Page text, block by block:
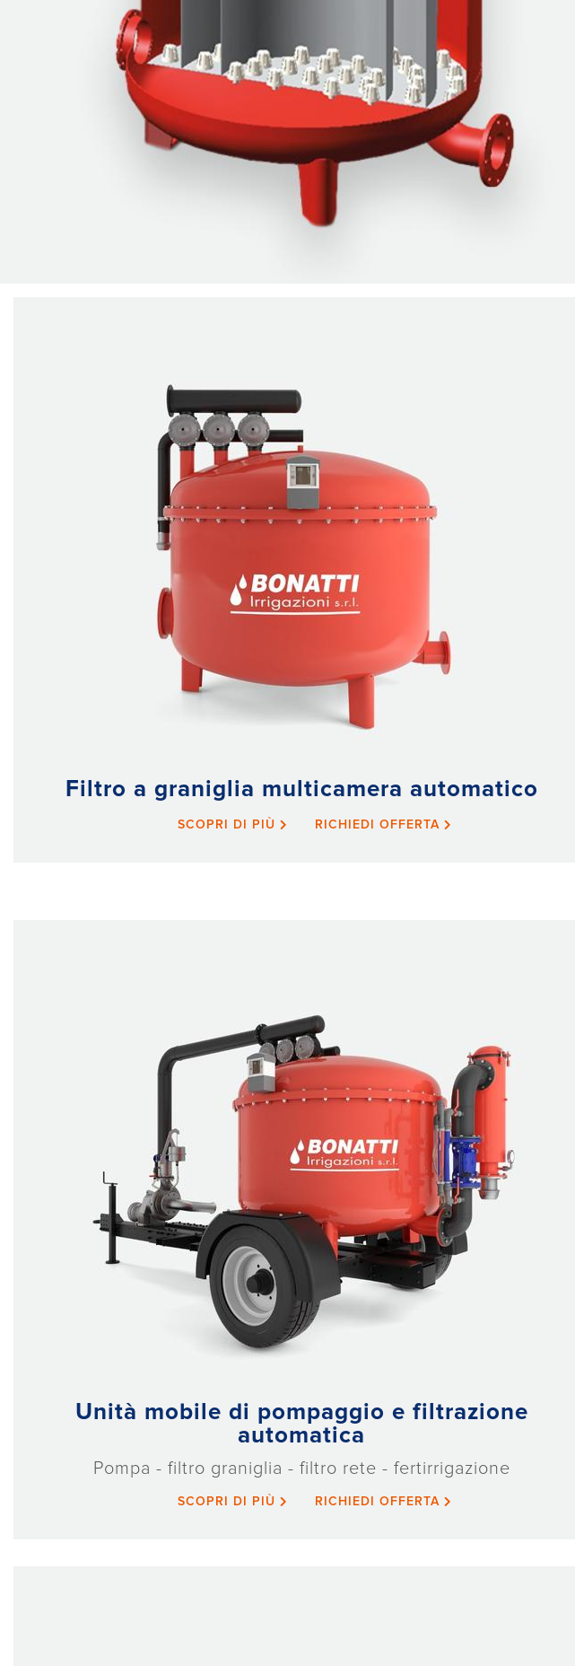
Filtro a graniglia multicamera automatico
SCOPRI DI PIÙ RICHIEDI OFFERTA
Unità mobile di pompaggio e filtrazione
automatica
Pompa - filtro graniglia - filtro rete - fertirrigazione
SCOPRI DI PIÙ RICHIEDI OFFERTA